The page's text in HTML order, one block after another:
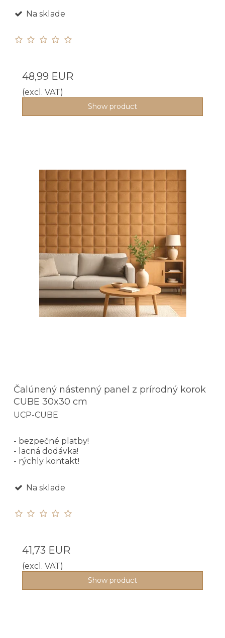
Na sklade
48,99 EUR
(excl. VAT)
Show product
Čalúnený nástenný panel z prírodný korok
CUBE 30x30 cm
UCP-CUBE
- bezpečné platby!
- lacná dodávka!
- rýchly kontakt!
Na sklade
41,73 EUR
(excl. VAT)
Show product